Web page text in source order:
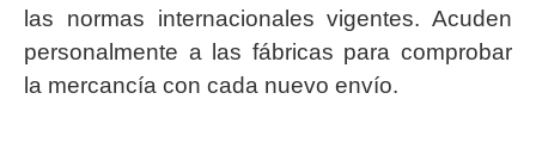
las normas internacionales vigentes. Acuden
personalmente a las fábricas para comprobar
la mercancía con cada nuevo envío.